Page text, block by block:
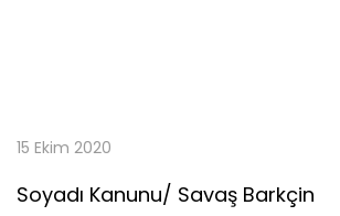
15 Ekim 2020
Soyadı Kanunu/ Savaş Barkçin